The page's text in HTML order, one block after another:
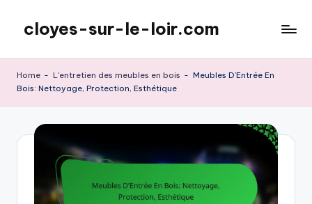
content
cloyes-sur-le-loir.com
Home - L'entretien des meubles en bois - Meubles D’Entrée En
Bois: Nettoyage, Protection, Esthétique